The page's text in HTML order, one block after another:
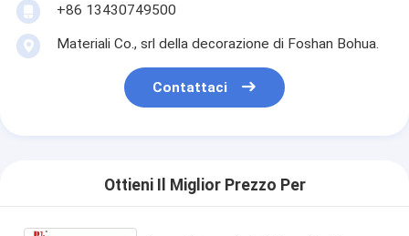
+86 13430749500
Materiali Co., srl della decorazione di Foshan Bohua.
Contattaci
Ottieni Il Miglior Prezzo Per